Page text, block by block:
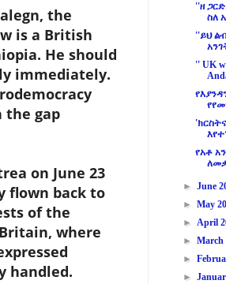
the
is a British
He should
immediately.
the gap
on June 23
flown back to
of the
where
handled.
''ዘ
ስለ
''ይህ
'' UK
የአቶ
►June
►May
►April
►March
►
►